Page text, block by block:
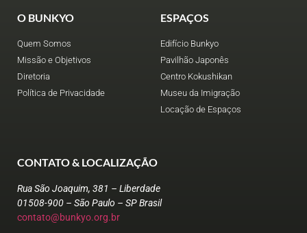
O BUNKYO
Quem Somos
Missão e Objetivos
Diretoria
Política de Privacidade
ESPAÇOS
Edifício Bunkyo
Pavilhão Japonês
Centro Kokushikan
Museu da Imigração
Locação de Espaços
CONTATO & LOCALIZAÇÃO
Rua São Joaquim, 381 – Liberdade
01508-900 – São Paulo – SP Brasil
contato@bunkyo.org.br